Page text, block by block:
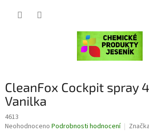
CleanFox Cockpit spray
Vanilka
4613
Průměrné
Neohodnoceno Podrobnosti hodnocení